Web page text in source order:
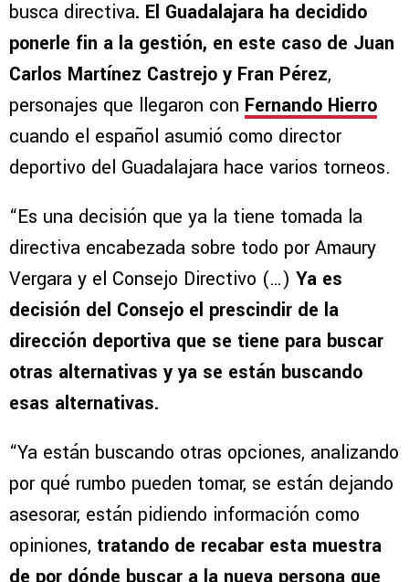
busca directiva. El Guadalajara ha decidido
ponerle fin a la gestión, en este caso de Juan
Carlos Martínez Castrejo y Fran Pérez,
personajes que llegaron con Fernando Hierro
cuando el español asumió como director
deportivo del Guadalajara hace varios torneos.
“Es una decisión que ya la tiene tomada la
directiva encabezada sobre todo por Amaury
Vergara y el Consejo Directivo (…) Ya es
decisión del Consejo el prescindir de la
dirección deportiva que se tiene para buscar
otras alternativas y ya se están buscando
esas alternativas.
“Ya están buscando otras opciones, analizando
por qué rumbo pueden tomar, se están dejando
asesorar, están pidiendo información como
opiniones, tratando de recabar esta muestra